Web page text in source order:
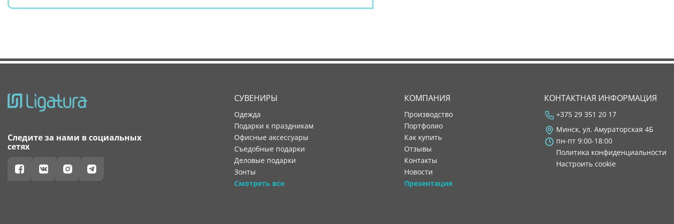
Следите за нами в социальных
сетях
СУВЕНИРЫ
Одежда
Подарки к праздникам
Офисные аксессуары
Съедобные подарки
Деловые подарки
Зонты
Смотреть все
КОМПАНИЯ
производство
портфолио
как купить
отзывы
контакты
новости
Презентация
КОНТАКТНАЯ ИНФОРМАЦИЯ
+375 29 351 20 17
Минск, ул. Амураторская 4Б
пн-пт 9:00-18:00
Политика конфиденциальности
Настроить cookie